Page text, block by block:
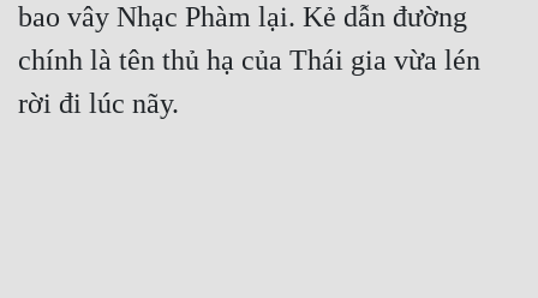
bao vây Nhạc Phàm lại. Kẻ dẫn đường
chính là tên thủ hạ của Thái gia vừa lén
rời đi lúc nãy.